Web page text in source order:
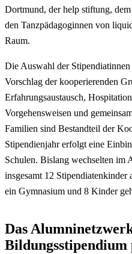
Dortmund, der help stiftung,
den Tanzpädagoginnen von
Raum.
Die Auswahl der
Vorschlag der kooperierenden
Erfahrungsaustausch,
Vorgehensweisen und
Familien sind Bestandteil der
Stipendienjahr erfolgt eine
Schulen. Bislang wechselten im
insgesamt 12 Stipendiatenkinder
ein Gymnasium und 8 Kinder
Das
Bildungsstipendium